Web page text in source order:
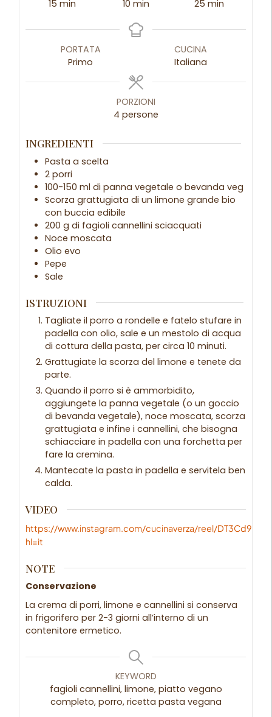
15 min
10 min
25 min
PORTATA
Primo
CUCINA
Italiana
PORZIONI
4 persone
INGREDIENTI
Pasta a scelta
2 porri
100-150 ml di panna vegetale o bevanda veg
Scorza grattugiata di un limone grande bio
con buccia edibile
200 g di fagioli cannellini sciacquati
Noce moscata
Olio evo
Pepe
Sale
ISTRUZIONI
Tagliate il porro a rondelle e fatelo stufare in
padella con olio, sale e un mestolo di acqua
di cottura della pasta, per circa 10 minuti.
Grattugiate la scorza del limone e tenete da
parte.
Quando il porro si è ammorbidito,
aggiungete la panna vegetale (o un goccio
di bevanda vegetale), noce moscata, scorza
grattugiata e infine i cannellini, che bisogna
schiacciare in padella con una forchetta per
fare la cremina.
Mantecate la pasta in padella e servitela ben
calda.
VIDEO
https://www.instagram.com/cucinaverza/reel/
hl=it
NOTE
Conservazione
La crema di porri, limone e cannellini si conserva
in frigorifero per 2-3 giorni all’interno di un
contenitore ermetico.
KEYWORD
fagioli cannellini, limone, piatto vegano
completo, porro, ricetta pasta vegana